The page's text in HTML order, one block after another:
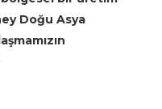
Doğu Asya